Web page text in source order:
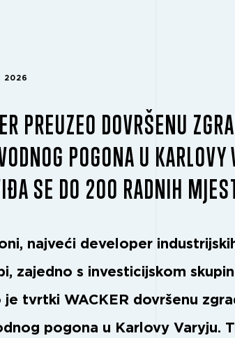
2026
PREUZEO DOVRŠENU
POGONA U KARLOVY
SE DO 200 RADNIH
najveći developer
zajedno s investicijskom
je tvrtki WACKER dovršenu
pogona u Karlovy Varyju.